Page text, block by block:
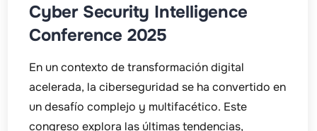
Cyber Security Intelligence
Conference 2025
En un contexto de transformación digital
acelerada, la ciberseguridad se ha convertido en
un desafío complejo y multifacético. Este
congreso explora las últimas tendencias,